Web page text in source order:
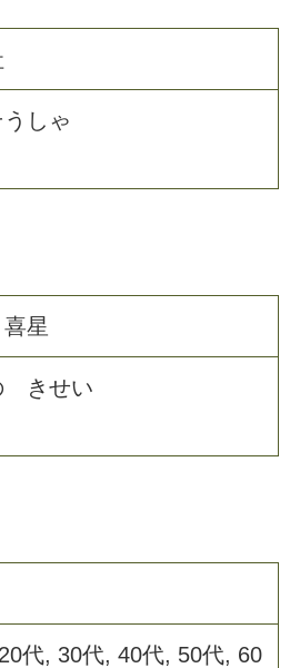
うしゃ
星
きせい
代, 30代, 40代, 50代, 60